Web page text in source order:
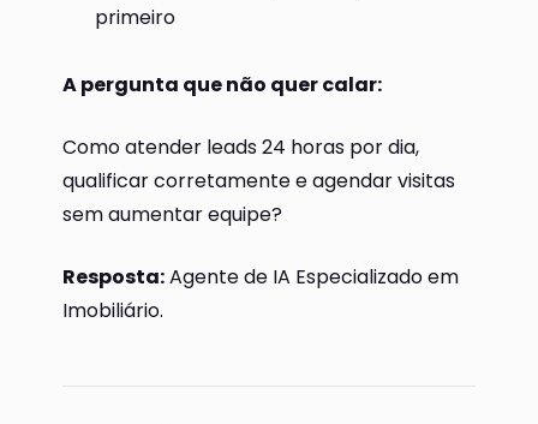
primeiro
A pergunta que não quer calar:
Como atender leads 24 horas por dia,
qualificar corretamente e agendar visitas
sem aumentar equipe?
Resposta:Agente de IA Especializado em
Imobiliário.